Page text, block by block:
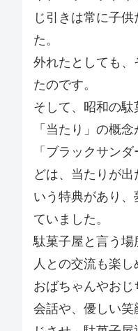
じ引きは常に子
た。
外れたとしても、
たのです。
そして、昭和の駄
「当たり」の概念
「ブラックサン
どは、当たりが
いう特典があり
ていました。
駄菓子屋と言う場
人との交流も楽し
おばちゃんやお
会話や、優しい